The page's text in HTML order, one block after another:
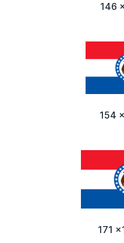
146
154
171